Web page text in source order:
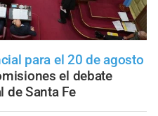
para el 20 de agosto
el debate
de Santa Fe